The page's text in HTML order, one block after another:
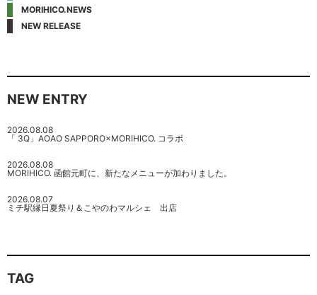
MORIHICO.NEWS
NEW RELEASE
NEW ENTRY
2026.08.08
「 3Q」AOAO SAPPORO×MORIHICO. コラボ
2026.08.08
MORIHICO. 函館元町に、新たなメニューが加わりました。
2026.08.07
ミチ駅縁日夏祭り＆こやのわマルシェ 出店
TAG